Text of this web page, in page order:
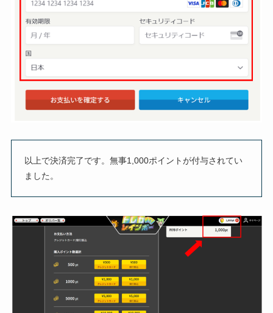
以上で決済完了です。無事1,000ポイントが付与されてい
ました。